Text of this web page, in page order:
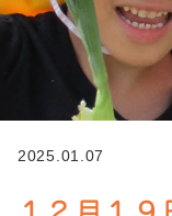
2025.01.07